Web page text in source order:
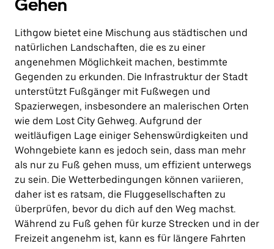
Gehen
Lithgow bietet eine Mischung aus städtischen und
natürlichen Landschaften, die es zu einer
angenehmen Möglichkeit machen, bestimmte
Gegenden zu erkunden. Die Infrastruktur der Stadt
unterstützt Fußgänger mit Fußwegen und
Spazierwegen, insbesondere an malerischen Orten
wie dem Lost City Gehweg. Aufgrund der
weitläufigen Lage einiger Sehenswürdigkeiten und
Wohngebiete kann es jedoch sein, dass man mehr
als nur zu Fuß gehen muss, um effizient unterwegs
zu sein. Die Wetterbedingungen können variieren,
daher ist es ratsam, die Fluggesellschaften zu
überprüfen, bevor du dich auf den Weg machst.
Während zu Fuß gehen für kurze Strecken und in der
Freizeit angenehm ist, kann es für längere Fahrten